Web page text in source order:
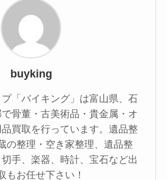
buyking
「バイキング」は富山県、石
骨董・古美術品・貴金属・オ
買取を行っています。遺品整
の整理・空き家整理、遺品整
手、楽器、時計、宝石など出
もお任せ下さい！